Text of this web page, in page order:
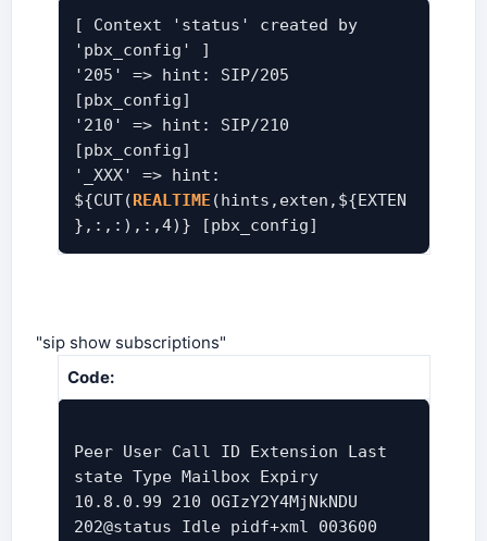
[ Context 'status' created by
'pbx_config' ]
'205' => hint: SIP/205
[pbx_config]
'210' => hint: SIP/210
[pbx_config]
'_XXX' => hint:
${CUT(REALTIME (hints,exten,${EXTEN
},:,:),:,4)} [pbx_config]
"sip show subscriptions"
Code:
Peer User Call ID Extension Last
state Type Mailbox Expiry
10.8.0.99 210 OGIzY2Y4MjNkNDU
202@status Idle pidf+xml 003600